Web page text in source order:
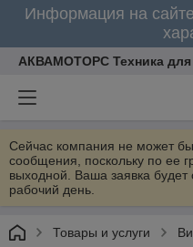
Информация на
АКВАМОТОРС Техника
Сейчас компания не может
сообщения, поскольку по ее
выходной. Ваша заявка
рабочий день.
Товары и услуги